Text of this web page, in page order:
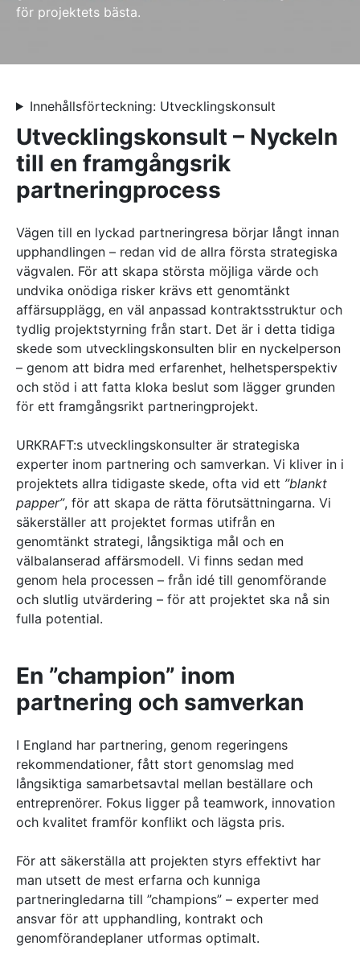
Referenser
vi framtidens Norrköping
— Erfarenhetsåterföring skapar mervärde i
strategisk partnering
— Vem leder processerna när projekten blir
allt mer komplexa?
— Partnering i praktiken – Växjös nya simhall
går in i produktion
KONTAKT
541 31 Skövde
0500-48 14 44
info@urkraft.com
för projektets bästa.
Innehållsförteckning: Utvecklingskonsult
Utvecklingskonsult – Nyckeln
till en framgångsrik
partneringprocess
Vägen till en lyckad partneringresa börjar långt innan
upphandlingen – redan vid de allra första strategiska
vägvalen. För att skapa största möjliga värde och
undvika onödiga risker krävs ett genomtänkt
affärsupplägg, en väl anpassad kontraktsstruktur och
tydlig projektstyrning från start. Det är i detta tidiga
skede som utvecklingskonsulten blir en nyckelperson
– genom att bidra med erfarenhet, helhetsperspektiv
och stöd i att fatta kloka beslut som lägger grunden
för ett framgångsrikt partneringprojekt.
URKRAFT:s utvecklingskonsulter är strategiska
experter inom partnering och samverkan. Vi kliver in i
projektets allra tidigaste skede, ofta vid ett ”blankt
papper”, för att skapa de rätta förutsättningarna. Vi
säkerställer att projektet formas utifrån en
genomtänkt strategi, långsiktiga mål och en
välbalanserad affärsmodell. Vi finns sedan med
genom hela processen – från idé till genomförande
och slutlig utvärdering – för att projektet ska nå sin
fulla potential.
En ”champion” inom
partnering och samverkan
I England har partnering, genom regeringens
rekommendationer, fått stort genomslag med
långsiktiga samarbetsavtal mellan beställare och
entreprenörer. Fokus ligger på teamwork, innovation
och kvalitet framför konflikt och lägsta pris.
För att säkerställa att projekten styrs effektivt har
man utsett de mest erfarna och kunniga
partneringledarna till ”champions” – experter med
ansvar för att upphandling, kontrakt och
genomförandeplaner utformas optimalt.